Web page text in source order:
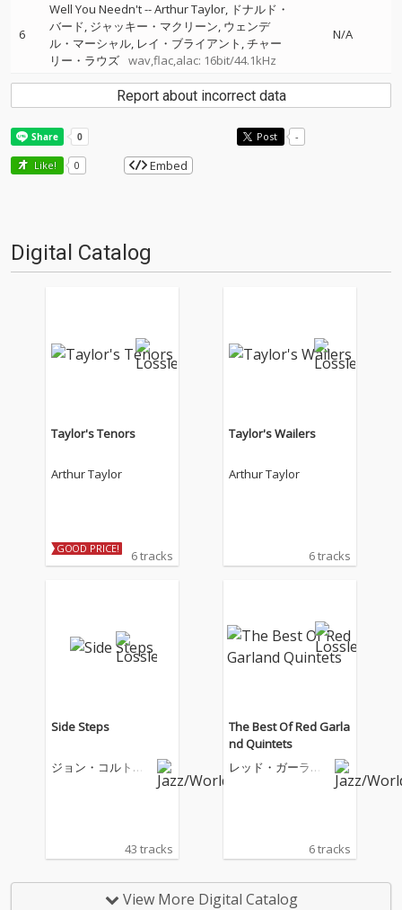
6
Well You Needn't--Arthur Taylor ドナルド・
バード ジャッキー・マクリーン ウェンデ
ル・マーシャル レイ・ブライアント チャー
リー・ラウズ wav,flac,alac: 16bit/44.1kHz
N/A
Report about incorrect data
Post -
Like! 0 Embed
Digital Catalog
Taylor's Tenors
Arthur Taylor
GOOD PRICE! 6 tracks
Taylor's Wailers
Arthur Taylor
6 tracks
Side Steps
ジョン・コルトレ
43 tracks
The Best Of Red Garla
nd Quintets
レッド・ガーラン
6 tracks
View More Digital Catalog